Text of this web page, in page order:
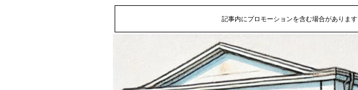
記事内にプロモーションを含む場合があります